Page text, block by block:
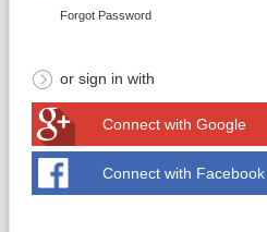
Forgot Password
or sign in with
Connect with Google
Connect with Facebook